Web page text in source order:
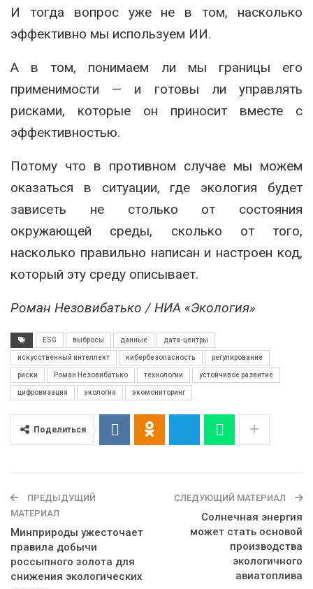
И тогда вопрос уже не в том, насколько
эффективно мы используем ИИ.
А в том, понимаем ли мы границы его
применимости — и готовы ли управлять
рисками, которые он приносит вместе с
эффективностью.
Потому что в противном случае мы можем
оказаться в ситуации, где экология будет
зависеть не столько от состояния
окружающей среды, сколько от того,
насколько правильно написан и настроен код,
который эту среду описывает.
Роман Незовибатько / НИА «Экология»
ESG выбросы данные дата-центры
искусственный интеллект кибербезопасность регулирование
риски Роман Незовибатько технологии устойчивое развитие
цифровизация экология экомониторинг
Поделиться
ПРЕДЫДУЩИЙ
МАТЕРИАЛ
Минприроды ужесточает
правила добычи
россыпного золота для
снижения экологических
СЛЕДУЮЩИЙ МАТЕРИАЛ
Солнечная энергия
может стать основой
производства
экологичного
авиатоплива